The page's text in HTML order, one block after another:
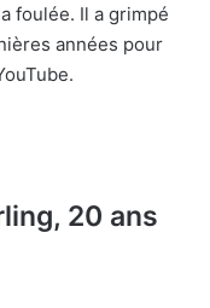
foulée. Il a grimpé
années pour
20 ans